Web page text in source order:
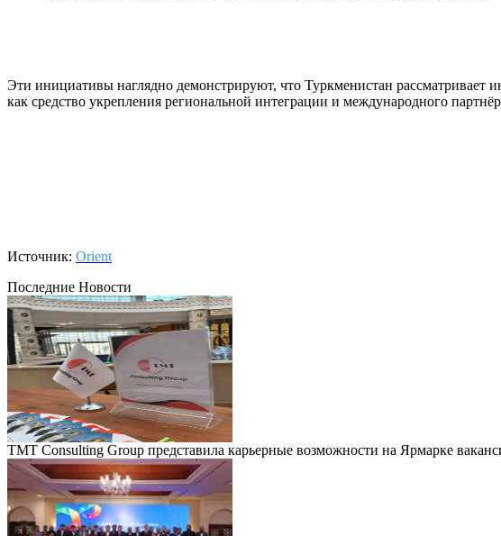
Эти инициативы наглядно демонстрируют, что Туркменистан рассматривает
как средство укрепления региональной интеграции и международного
Источник: Orient
Последние Новости
TMT Consulting Group представила карьерные возможности на Ярмарке